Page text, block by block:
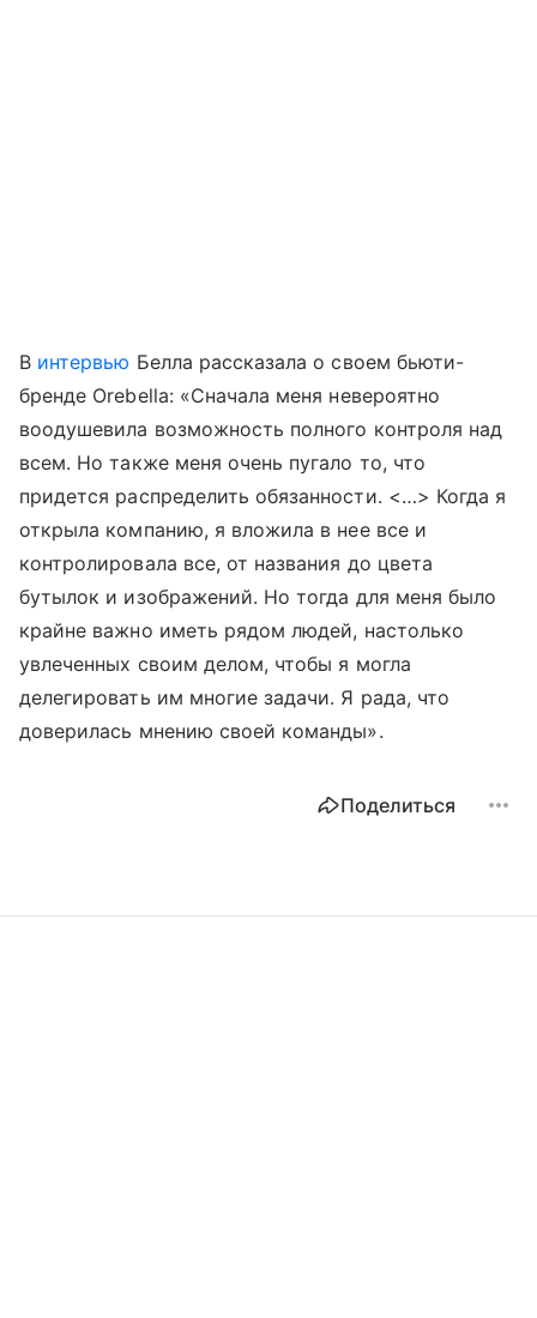
В интервью Белла рассказала о своем бьюти-
бренде Orebella: «Сначала меня невероятно
воодушевила возможность полного контроля над
всем. Но также меня очень пугало то, что
придется распределить обязанности. <…> Когда я
открыла компанию, я вложила в нее все и
контролировала все, от названия до цвета
бутылок и изображений. Но тогда для меня было
крайне важно иметь рядом людей, настолько
увлеченных своим делом, чтобы я могла
делегировать им многие задачи. Я рада, что
доверилась мнению своей команды».
Поделиться